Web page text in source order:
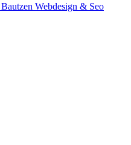
Webdesign & Seo